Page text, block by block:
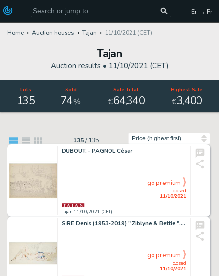
En → Fr
Home Auction houses Tajan 11/10/2021 (CET)
Tajan
Auction results • 11/10/2021 (CET)
Lots
135
Sold
74%
Sale Total
€64,340
Highest Sale
€3,400
135/ 135
DUBOUT. - PAGNOL César
Tajan 11/10/2021 (CET)
closed
11/10/2021
go premium
SIRE Denis (1953-2019) " Ziblyne & Bettie ". Dessin original en couleurs directes, ayant servi de couverture pour l'album " Zibl...
closed
11/10/2021
go premium